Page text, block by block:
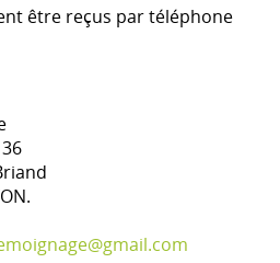
être reçus par téléphone